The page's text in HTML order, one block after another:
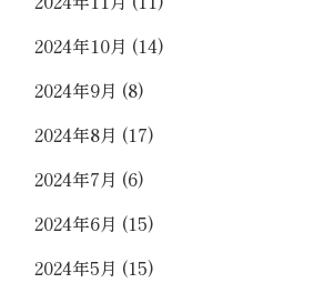
2024年10月 (14)
2024年9月 (8)
2024年8月 (17)
2024年7月 (6)
2024年6月 (15)
2024年5月 (15)